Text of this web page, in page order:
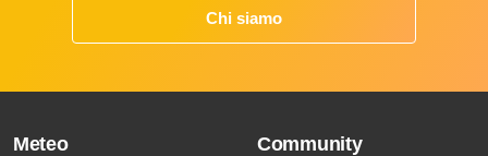
Chi siamo
Meteo Community